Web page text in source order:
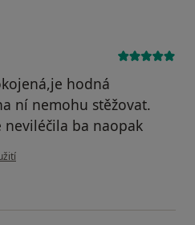
hodná
ní nemohu stěžovat.
neviléčila ba naopak
Pacient